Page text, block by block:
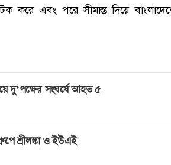
করে এবং পরে সীমান্ত দিয়ে
দু’পক্ষের সংঘর্ষে আহত ৫
শ্রীলঙ্কা ও ইউএই